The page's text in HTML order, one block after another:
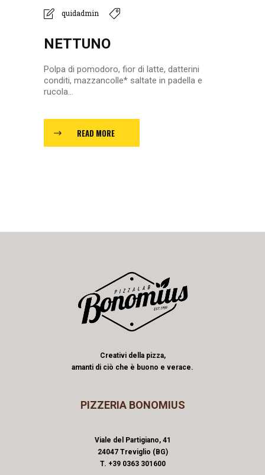
quidadmin
NETTUNO
Polpa di pomodoro, fior di latte, datterini
conditi, mazzancolle* saltate in padella e
rucola...
READ MORE
Creativi della pizza,
amanti di ciò che è buono e verace.
PIZZERIA BONOMIUS
Viale del Partigiano, 41
24047 Treviglio (BG)
T. +39 0363 301600